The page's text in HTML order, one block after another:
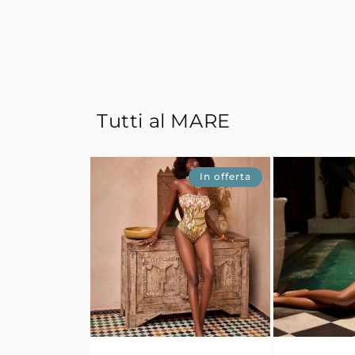
Tutti al MARE
In offerta